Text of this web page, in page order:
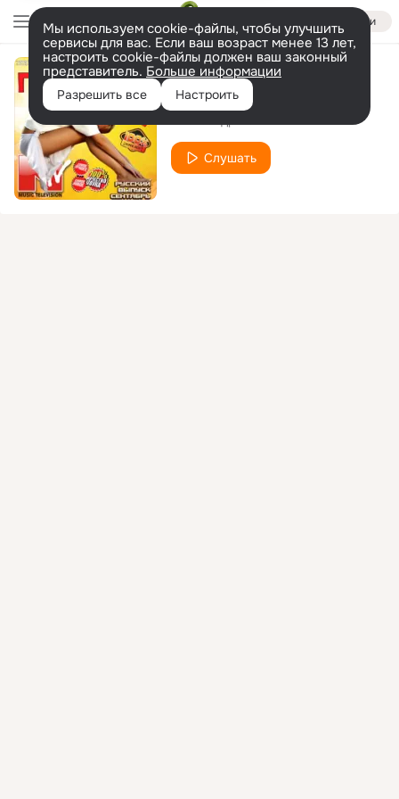
Войти
Мы используем cookie-файлы, чтобы улучшить
сервисы для вас. Если ваш возраст менее 13 лет,
настроить cookie-файлы должен ваш законный
представитель. Больше информации
Разрешить все Настроить
Столик на двоих
Слушать